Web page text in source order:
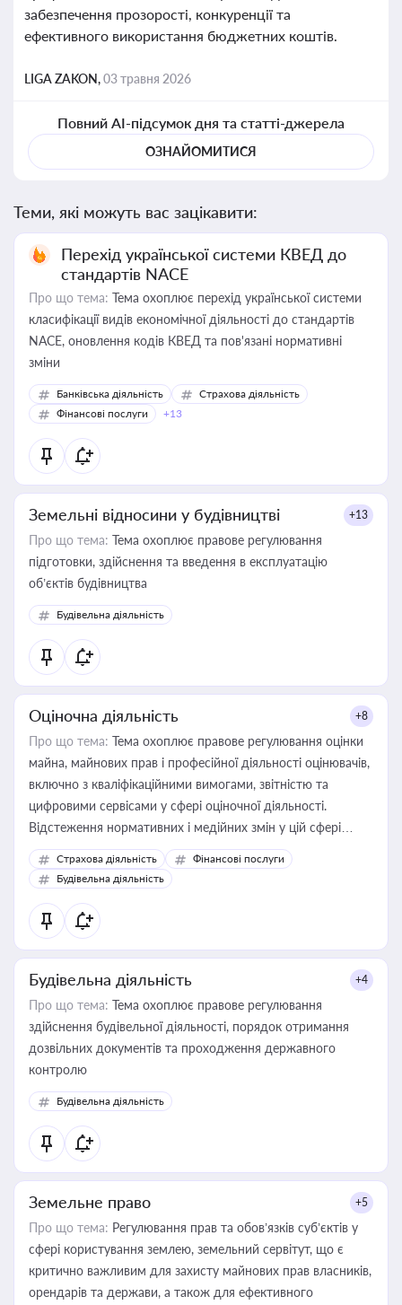
забезпечення прозорості, конкуренції та
ефективного використання бюджетних коштів.
LIGA ZAKON,03 травня 2026
Повний AI-підсумок дня та статті-джерела
ОЗНАЙОМИТИСЯ
Теми, які можуть вас зацікавити:
Перехід української системи КВЕД до
стандартів NACE
Про що тема: Тема охоплює перехід української системи
класифікації видів економічної діяльності до стандартів
NACE, оновлення кодів КВЕД та пов'язані нормативні
зміни
Банківська діяльність
Страхова діяльність
Фінансові послуги
+13
Земельні відносини у будівництві +13
Про що тема: Тема охоплює правове регулювання
підготовки, здійснення та введення в експлуатацію
об’єктів будівництва
Будівельна діяльність
Оціночна діяльність +8
Про що тема: Тема охоплює правове регулювання оцінки
майна, майнових прав і професійної діяльності оцінювачів,
включно з кваліфікаційними вимогами, звітністю та
цифровими сервісами у сфері оціночної діяльності.
Відстеження нормативних і медійних змін у цій сфері
корисне для власника бізнесу, керівника, юриста або
бухгалтера під час оподаткування, приватизації, оренди
державного майна, корпоративних угод і перевірки
статусу суб'єктів оціночної діяльності
Страхова діяльність
Фінансові послуги
Будівельна діяльність
Будівельна діяльність +4
Про що тема: Тема охоплює правове регулювання
здійснення будівельної діяльності, порядок отримання
дозвільних документів та проходження державного
контролю
Будівельна діяльність
Земельне право +5
Про що тема: Регулювання прав та обов’язків суб’єктів у
сфері користування землею, земельний сервітут, що є
критично важливим для захисту майнових прав власників,
орендарів та держави, а також для ефективного